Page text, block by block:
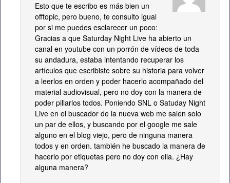
Esto que te escribo es más bien un
offtopic, pero bueno, te consulto igual
por si me puedes esclarecer un poco:
Gracias a que Saturday Night Live ha abierto un
canal en youtube con un porrón de vídeos de toda
su andadura, estaba intentando recuperar los
artículos que escribiste sobre su historia para volver
a leerlos en orden y poder hacerlo acompañado del
material audiovisual, pero no doy con la manera de
poder pillarlos todos. Poniendo SNL o Satuday Night
Live en el buscador de la nueva web me salen solo
un par de ellos, y buscando por el google me sale
alguno en el blog viejo, pero de ninguna manera
todos y en orden. también he buscado la manera de
hacerlo por etiquetas pero no doy con ella. ¿Hay
alguna manera?